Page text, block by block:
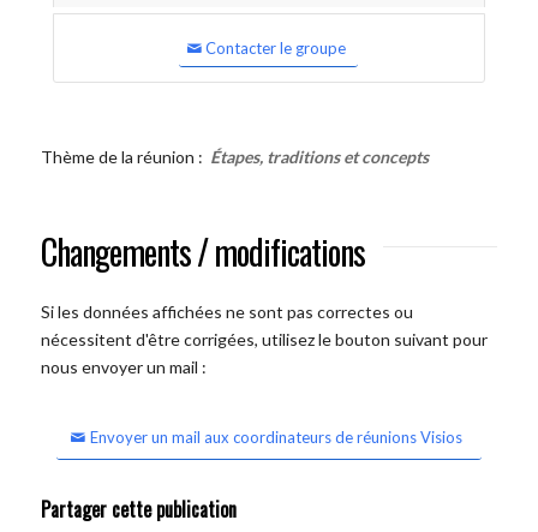
Contacter le groupe
Thème de la réunion : Étapes, traditions et concepts
Changements / modifications
Si les données affichées ne sont pas correctes ou
nécessitent d'être corrigées, utilisez le bouton suivant pour
nous envoyer un mail :
Envoyer un mail aux coordinateurs de réunions Visios
Partager cette publication